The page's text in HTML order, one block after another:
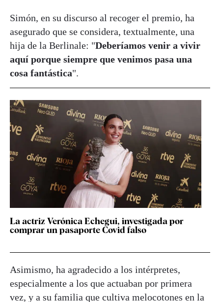
Simón, en su discurso al recoger el premio, ha
asegurado que se considera, textualmente, una
hija de la Berlinale: "Deberíamos venir a vivir
aquí porque siempre que venimos pasa una
cosa fantástica".
La actriz Verónica Echegui, investigada por
comprar un pasaporte Covid falso
Asimismo, ha agradecido a los intérpretes,
especialmente a los que actuaban por primera
vez, y a su familia que cultiva melocotones en la